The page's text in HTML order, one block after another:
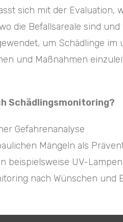
sich mit der Evaluation,
die Befallsareale sind
um Schädlinge im
und Maßnahmen
Schädlingsmonitoring?
Gefahrenanalyse
Mängeln als
beispielsweise UV-Lampen
nach Wünschen und